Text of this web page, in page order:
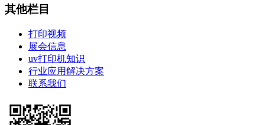
其他栏目
打印视频
展会信息
uv打印机知识
行业应用解决方案
联系我们